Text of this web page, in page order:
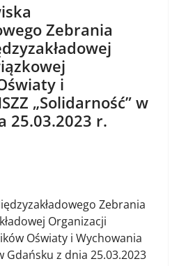
Zebrania
i
„Solidarność” w
25.03.2023 r.
Zebrania
Organizacji
Oświaty i Wychowania
Gdańsku z dnia 25.03.2023